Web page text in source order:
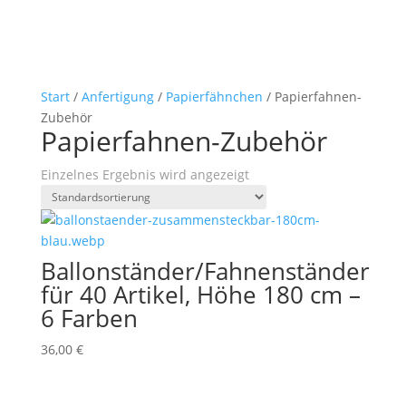
Start/ Anfertigung/ Papierfähnchen / Papierfahnen-
Zubehör
Papierfahnen-Zubehör
Einzelnes Ergebnis wird angezeigt
Ballonständer/Fahnenständer
für 40 Artikel, Höhe 180 cm –
6 Farben
36,00 €